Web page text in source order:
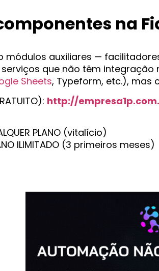
na
módulos auxiliares —
que não têm integração
Sheets, Typeform, etc.), mas
http://
PLANO (vitalício)
ILIMITADO (3 primeiros meses)